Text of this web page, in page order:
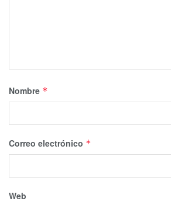
Nombre *
Correo electrónico *
Web